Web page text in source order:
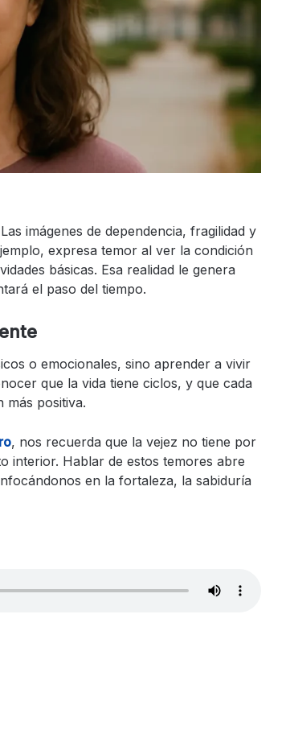
imágenes de dependencia, fragilidad y
expresa temor al ver la condición
básicas. Esa realidad le genera
el paso del tiempo.
o emocionales, sino aprender a vivir
que la vida tiene ciclos, y que cada
más positiva.
, nos recuerda que la vejez no tiene por
interior. Hablar de estos temores abre
en la fortaleza, la sabiduría